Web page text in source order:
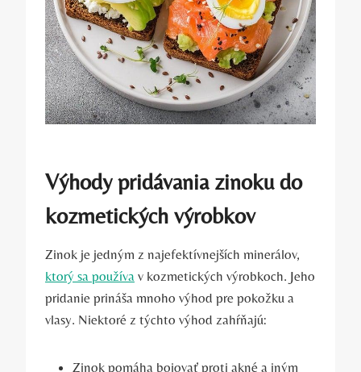
Výhody pridávania zinoku do
kozmetických výrobkov
Zinok je jedným z najefektívnejších minerálov,
ktorý sa používa v kozmetických výrobkoch. Jeho
pridanie prináša mnoho výhod pre pokožku a
vlasy. Niektoré z týchto výhod zahŕňajú:
Zinok pomáha bojovať proti akné a iným